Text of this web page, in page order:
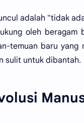
adalah "tidak
oleh
temuan baru
sulit untuk dibantah.